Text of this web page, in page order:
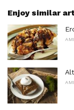
Enjoy similar